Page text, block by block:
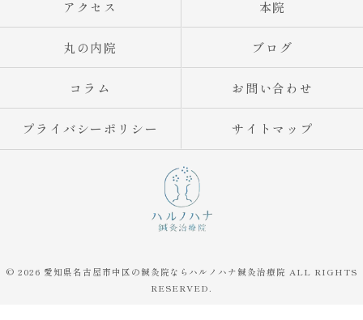
アクセス 本院
丸の内院 ブログ
コラム お問い合わせ
プライバシーポリシー サイトマップ
© 2026 愛知県名古屋市中区の鍼灸院ならハルノハナ鍼灸治療院 ALL RIGHTS
RESERVED.